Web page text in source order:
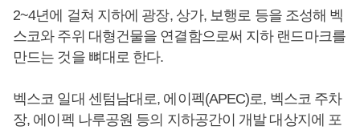
2~4년에 걸쳐 지하에 광장, 상가, 보행로 등을 조성해 벡
스코와 주위 대형건물을 연결함으로써 지하 랜드마크를
만드는 것을 뼈대로 한다.
벡스코 일대 센텀남대로, 에이펙(APEC)로, 벡스코 주차
장, 에이펙 나루공원 등의 지하공간이 개발 대상지에 포